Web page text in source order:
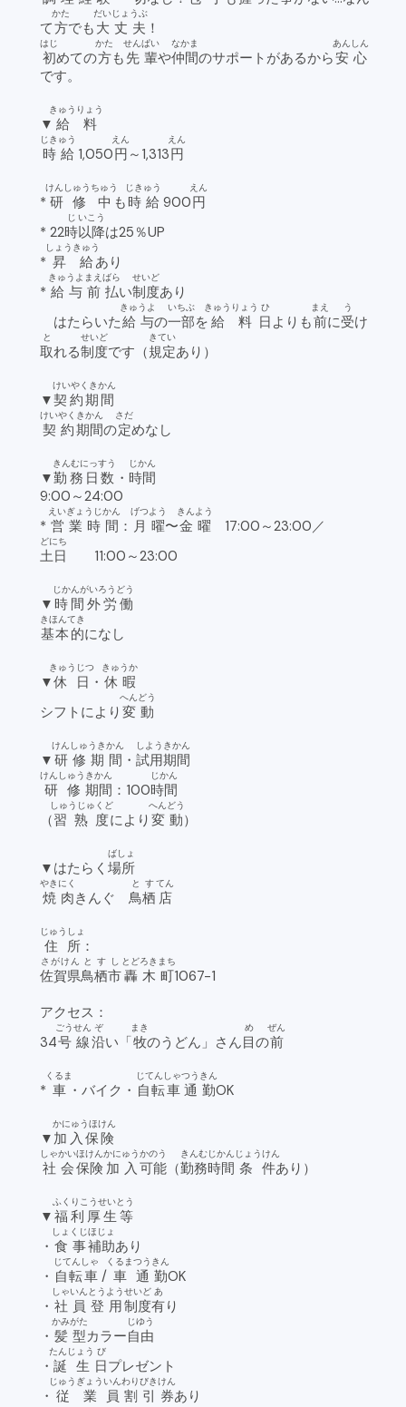
て方
かた
でも 大丈夫
だいじょうぶ
！
初
はじ
めての方
かた
も 先輩
せんぱい
や仲間
なかま
のサポートがあるから安心
あんしん
です。
▼ 給料
きゅうりょう
時給
じきゅう
1,050円
えん
～1,313円
えん
*研修
けんしゅう
中
ちゅう
も 時給
じきゅう
900円
えん
* 22時
じ
以降
いこう
は25％UP
* 昇給
しょうきゅう
あり
* 給与
きゅうよ
前払
まえばら
い制度
せいど
あり
はたらいた給与
きゅうよ
の一部
いちぶ
を 給料
きゅうりょう
日
ひ
よりも前
まえ
に受
う
け
取
と
れる制度
せいど
です（規定
きてい
あり）
▼契約期間
けいやくきかん
契約
けいやく
期間
きかん
の定
さだ
めなし
▼勤務日数
きんむにっすう
・ 時間
じかん
9:00～24:00
* 営業時間
えいぎょうじかん
： 月曜
げつよう
〜金曜
きんよう
17:00～23:00／
土日
どにち
11:00～23:00
▼ 時間外労働
じかんがいろうどう
基本的
きほんてき
になし
▼休日
きゅうじつ
・ 休暇
きゅうか
シフトにより 変動
へんどう
▼ 研修期間
けんしゅうきかん
・試用期間
しようきかん
研修
けんしゅう
期間
きかん
：100時間
じかん
（習熟度
しゅうじゅくど
により 変動
へんどう
）
▼はたらく場所
ばしょ
焼肉
やきにく
きんぐ鳥栖
とす
店
てん
住所
じゅうしょ
：
佐賀県
さがけん
鳥栖市
とすし
轟木町
とどろきまち
1067-1
アクセス：
34号
ごう
線
せん
沿
ぞ
い「牧
まき
のうどん」さん目
め
の前
ぜん
* 車
くるま
・バイク・ 自転車
じてんしゃ
通勤
つうきん
OK
▼加入保険
かにゅうほけん
社会
しゃかい
保険
ほけん
加入
かにゅう
可能
かのう
（勤務
きんむ
時間
じかん
条件
じょうけん
あり）
▼ 福利厚生等
ふくりこうせいとう
・ 食事
しょくじ
補助
ほじょ
あり
・ 自転車
じてんしゃ
/ 車
くるま
通勤
つうきん
OK
・ 社員
しゃいん
登用
とうよう
制度
せいど
有
あ
り
・ 髪型
かみがた
カラー自由
じゆう
・誕生
たんじょう
日
び
プレゼント
・ 従業
じゅうぎょう
員
いん
割引券
わりびきけん
あり